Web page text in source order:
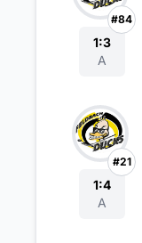
#84
1:3
A
#21
1:4
A